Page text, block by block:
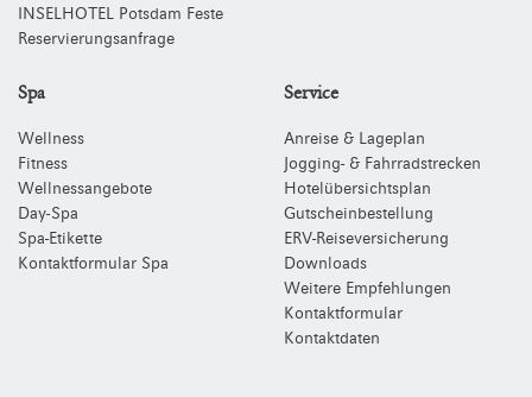
INSELHOTEL Potsdam Feste
Reservierungsanfrage
Spa
Wellness
Fitness
Wellnessangebote
Day-Spa
Spa-Etikette
Kontaktformular Spa
Service
Anreise & Lageplan
Jogging- & Fahrradstrecken
Hotelübersichtsplan
Gutscheinbestellung
ERV-Reiseversicherung
Downloads
Weitere Empfehlungen
Kontaktformular
Kontaktdaten